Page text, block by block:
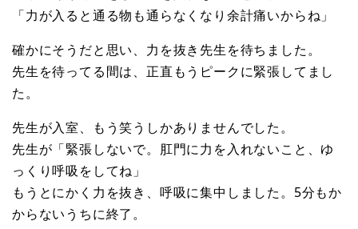
「力が入ると通る物も通らなくなり余計痛いからね」
確かにそうだと思い、力を抜き先生を待ちました。
先生を待ってる間は、正直もうピークに緊張してまし
た。
先生が入室、もう笑うしかありませんでした。
先生が「緊張しないで。肛門に力を入れないこと、ゆ
っくり呼吸をしてね」
もうとにかく力を抜き、呼吸に集中しました。5分もか
からないうちに終了。